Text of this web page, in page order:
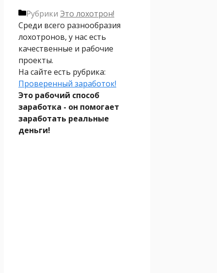
Рубрики Это лохотрон!
Среди всего разнообразия
лохотронов, у нас есть
качественные и рабочие
проекты.
На сайте есть рубрика:
Проверенный заработок!
Это рабочий способ
заработка - он помогает
заработать реальные
деньги!